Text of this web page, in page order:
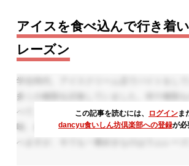
アイスを食べ込んで行き着
レーズン
この記事を読むには、 ログインま
dancyu食いしん坊倶楽部への登録が必
学生時代、アイスクリーム店でバイトをして
多くの種類を試食していました。何十種類
べて、行き着いたのがラムレーズンです。食
味、余韻などすべてのバランスがいい。た
べますが、今でも一番好きなのはラムレーズ